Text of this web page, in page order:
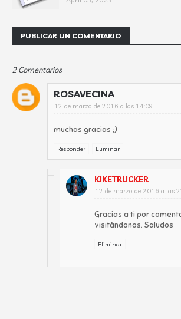
PUBLICAR UN COMENTARIO
2 Comentarios
ROSAVECINA
12 de marzo de 2016 a las 14:09
muchas gracias ;)
Responder Eliminar
KIKETRUCKER
12 de marzo de 2016 a las
Gracias a ti por
visitándonos. Saludos
Eliminar